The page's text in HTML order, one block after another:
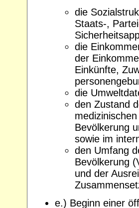
die
Staats-,
die
der
Einkünfte,
die
den Zustand
Bevölkerung
sowie im
den Umfang
Bevölkerung
und der
e.) Beginn einer